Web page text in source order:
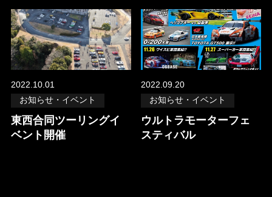
2022.10.01
お知らせ・イベント
東西合同ツーリングイ
ベント開催
2022.09.20
お知らせ・イベント
ウルトラモーターフェ
スティバル